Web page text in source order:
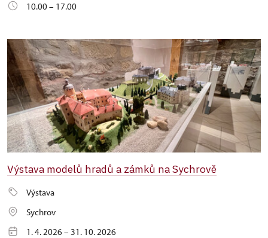
10.00 – 17.00
Výstava modelů hradů a zámků na Sychrově
Výstava
Sychrov
1. 4. 2026 – 31. 10. 2026